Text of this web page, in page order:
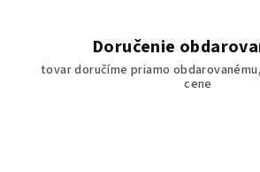
Doručenie
tovar doručíme priamo
cene